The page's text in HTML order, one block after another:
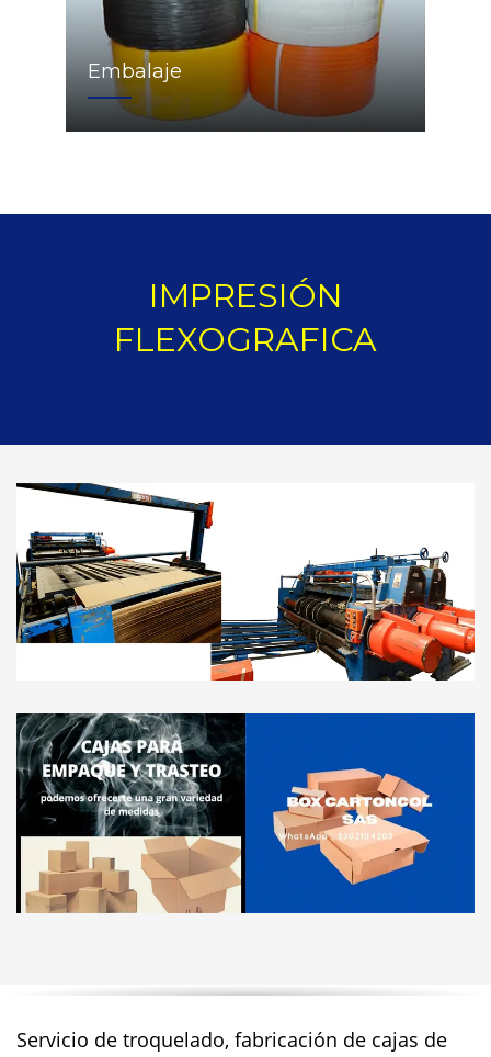
Embalaje
IMPRESIÓN
FLEXOGRAFICA
Servicio de troquelado, fabricación de cajas de